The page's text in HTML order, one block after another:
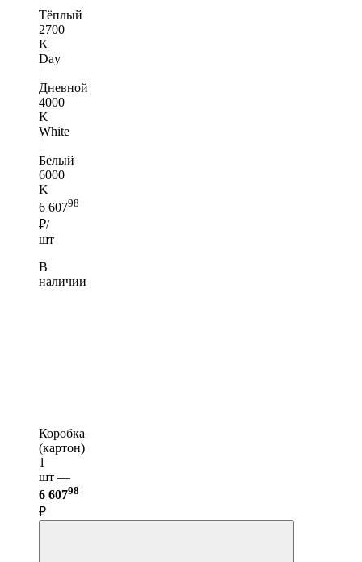
Тёплый
2700
K
Day
|
Дневной
4000
K
White
|
Белый
6000
K
6 60798
₽/
шт
В
наличии
Коробка
(картон)
1
шт —
6 60798
₽